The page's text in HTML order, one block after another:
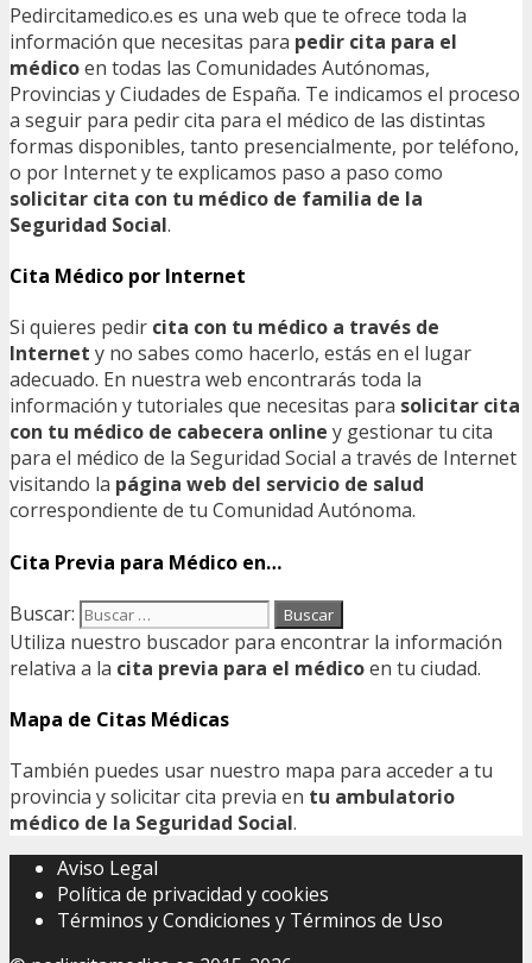
Pedircitamedico.es es una web que te ofrece toda la
información que necesitas para pedir cita para el
médicoen todas las Comunidades Autónomas,
Provincias y Ciudades de España. Te indicamos el proceso
a seguir para pedir cita para el médico de las distintas
formas disponibles, tanto presencialmente, por teléfono,
o por Internet y te explicamos paso a paso como
solicitar cita con tu médico de familia de la
Seguridad Social.
Cita Médico por Internet
Si quieres pedir cita con tu médico a través de
Internet y no sabes como hacerlo, estás en el lugar
adecuado. En nuestra web encontrarás toda la
información y tutoriales que necesitas para solicitar cita
con tu médico de cabecera online y gestionar tu cita
para el médico de la Seguridad Social a través de Internet
visitando la página web del servicio de salud
correspondiente de tu Comunidad Autónoma.
Cita Previa para Médico en…
Buscar:
Utiliza nuestro buscador para encontrar la información
relativa a la cita previa para el médicoen tu ciudad.
Mapa de Citas Médicas
También puedes usar nuestro mapa para acceder a tu
provincia y solicitar cita previa en tu ambulatorio
médico de la Seguridad Social.
Aviso Legal
Política de privacidad y cookies
Términos y Condiciones y Términos de Uso